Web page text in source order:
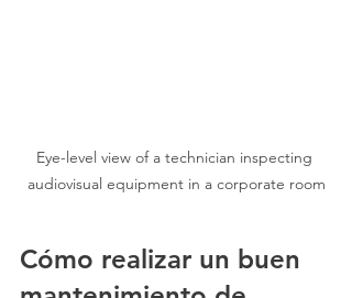
Eye-level view of a technician inspecting
audiovisual equipment in a corporate room
Cómo realizar un buen